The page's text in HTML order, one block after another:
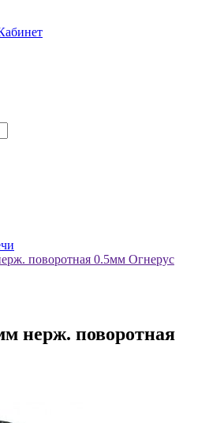
поворотная 0.5мм Огнерус
нерж. поворотная